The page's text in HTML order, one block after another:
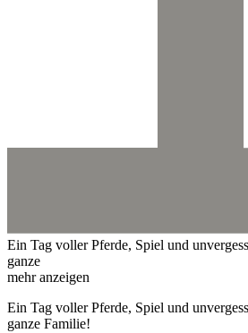
Ein Tag voller Pferde, Spiel und
ganze
mehr anzeigen
Ein Tag voller Pferde, Spiel und
ganze Familie!